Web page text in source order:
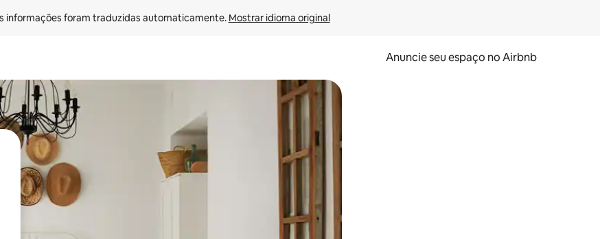
informações foram traduzidas automaticamente. Mostrar idioma original
Anuncie seu espaço no Airbnb